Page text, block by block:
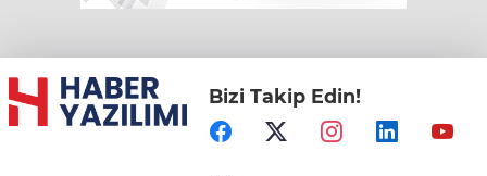
Bizi Takip Edin!